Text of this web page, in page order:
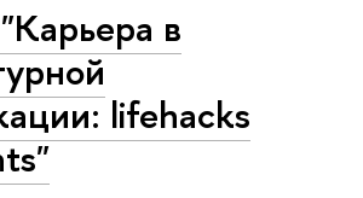
в
lifehacks